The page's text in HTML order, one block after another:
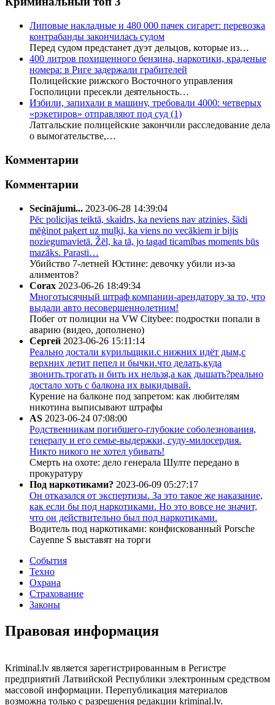
Липовые накладные и 480 000 пачек сигарет: перевозка
контрабанды закончилась судом
Перед судом предстанет дуэт дельцов, которые из…
400 литров похищенного бензина, наркотики, краденые
номера: в Риге задержали грабителей
Полицейские рижского Восточного управления
Госполиции пресекли деятельность…
Избили, запихали в машину, требовали 4000: четверых
«рэкетиров» отправляют под суд (1)
Латгальские полицейские закончили расследование дела
о вымогательстве,…
Комментарии
Комментарии
Secinājumi... 2023-06-28 14:39:04
Pēc policijas teiktā, skaidrs, ka neviens nav atzinies, šādi
mēģinot paķert uz muļķi, ka viens no vecākiem ir bijis
noziegumavietā. Žēl, ka tā, jo tagad ticamības moments būs
mazāks. Parasti…
Убийство 7-летней Юстине: девочку убили из-за
алиментов?
Corax 2023-06-26 18:49:34
Многотысячный штраф компании-арендатору за то, что
выдали авто несовершеннолетним!
Побег от полиции на VW Citybee: подростки попали в
аварию (видео, дополнено)
Сергей 2023-06-26 15:11:14
Реально достали курильщики.с нижних идёт дым,с
верхних летит пепел и бычки.что делать,куда
звонить.трогать и бить их нельзя,а как дышать?реально
достало хоть с балкона их выкидывай.
Курение на балконе под запретом: как любителям
никотина выписывают штрафы
AS 2023-06-24 07:08:00
Родственникам погибшего-глубокие соболезнования,
генералу и его семье-выдержки, суду-милосердия.
Никто никого не хотел убивать!
Смерть на охоте: дело генерала Шулте передано в
прокуратуру
Под наркотиками? 2023-06-09 05:27:17
Он отказался от экспертизы. За это такое же наказание,
как если бы под наркотиками. Но это вовсе не значит,
что он действительно был под наркотиками.
Водитель под наркотиками: конфискованный Porsche
Cayenne S выставят на торги
События
Техно
Охрана
Страхование
Законы
Правовая информация
Kriminal.lv является зарегистрированным в Регистре
предприятий Латвийской Республики электронным средством
массовой информации. Перепубликация материалов
возможна только с разрешения редакции kriminal.lv.